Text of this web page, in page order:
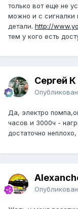
только вот еще не
можно и с сигналки
детали. http://
тем у кого есть
Сергей К
Да, электро
часов и 3000ч -
достаточно